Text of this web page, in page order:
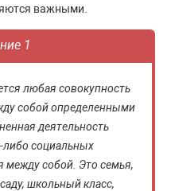
важными.
1
любая совокупность
собой определенными
деятельность
либо социальных
между собой. Это семья,
школьный класс,